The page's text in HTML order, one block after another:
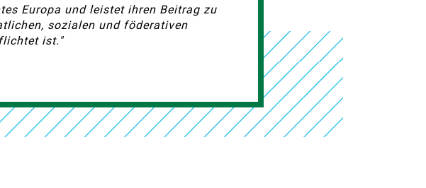
Europa und leistet ihren Beitrag zu
sozialen und föderativen
ist."